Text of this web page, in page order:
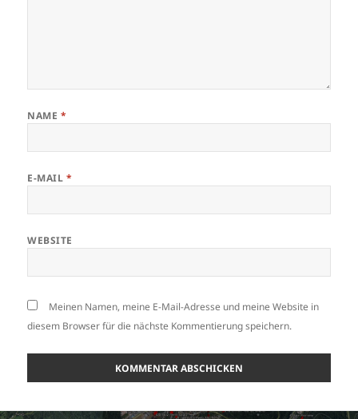
NAME *
E-MAIL *
WEBSITE
Meinen Namen, meine E-Mail-Adresse und meine Website in
diesem Browser für die nächste Kommentierung speichern.